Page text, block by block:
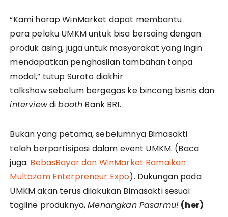
“Kami harap WinMarket dapat membantu
para pelaku UMKM untuk bisa bersaing dengan
produk asing, juga untuk masyarakat yang ingin
mendapatkan penghasilan tambahan tanpa
modal,” tutup Suroto diakhir
talkshow sebelum bergegas ke bincang bisnis dan
interviewdibooth Bank BRI.
Bukan yang petama, sebelumnya Bimasakti
telah berpartisipasi dalam event UMKM. (Baca
juga: BebasBayar dan WinMarket Ramaikan
Multazam Enterpreneur Expo). Dukungan pada
UMKM akan terus dilakukan Bimasakti sesuai
tagline produknya,Menangkan Pasarmu! (her)